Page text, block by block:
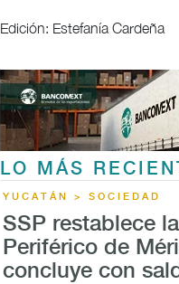
Edición: Estefanía Cardeña
LO MÁS
YUCATÁN > SOCIEDAD
SSP restablece
Periférico de
concluye con